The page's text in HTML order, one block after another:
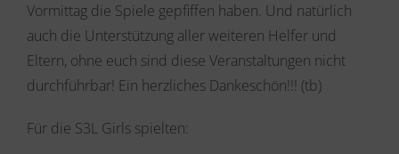
Vormittag die Spiele gepfiffen haben. Und natürlich
auch die Unterstützung aller weiteren Helfer und
Eltern, ohne euch sind diese Veranstaltungen nicht
durchführbar! Ein herzliches Dankeschön!!! (tb)
Für die S3L Girls spielten: